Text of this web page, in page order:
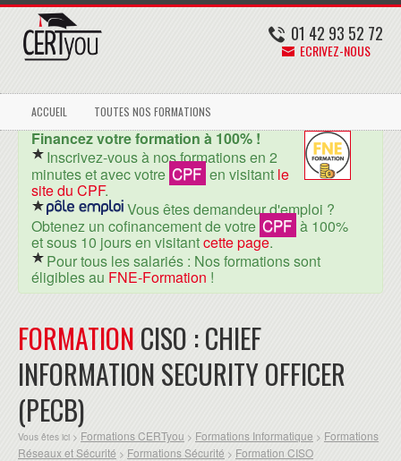
01 42 93 52 72
ECRIVEZ-NOUS
ACCUEIL TOUTES NOS FORMATIONS
Financez votre formation à 100% !
Inscrivez-vous à nos formations en 2
minutes et avec votre CPF en visitant le
site du CPF.
Vous êtes demandeur d'emploi ?
Obtenez un cofinancement de votre CPF à 100%
et sous 10 jours en visitantcette page.
Pour tous les salariés : Nos formations sont
éligibles au FNE-Formation !
FORMATION CISO : CHIEF
INFORMATION SECURITY OFFICER
(PECB)
Vous êtes ici > Formations CERTyou > Formations Informatique > Formations
Réseaux et Sécurité > Formations Sécurité > Formation CISO